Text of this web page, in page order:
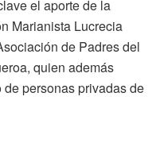
el aporte de la
Marianista Lucrecia
de Padres del
quien además
personas privadas de